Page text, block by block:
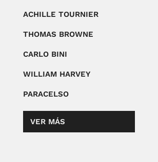
ACHILLE TOURNIER
THOMAS BROWNE
CARLO BINI
WILLIAM HARVEY
PARACELSO
VER MÁS